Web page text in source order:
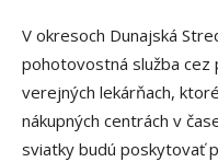
V okresoch Dunajská
pohotovostná služba cez
verejných lekárňach,
nákupných centrách v
sviatky budú poskytovať